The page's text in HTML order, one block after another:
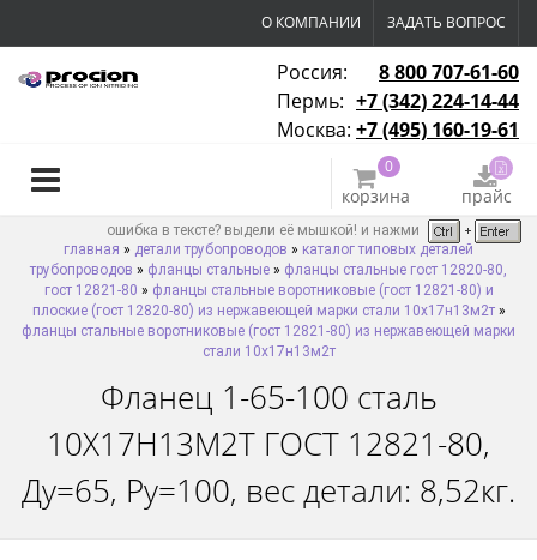
О КОМПАНИИ ЗАДАТЬ ВОПРОС
Россия:
8 800 707-61-60
Пермь: +7 (342) 224-14-44
Москва: +7 (495) 160-19-61
0
корзина прайс
ошибка в тексте? выдели её мышкой! и нажми
главная » детали трубопроводов » каталог типовых деталей
трубопроводов » фланцы стальные » фланцы стальные гост 12820-80,
гост 12821-80 » фланцы стальные воротниковые (гост 12821-80) и
плоские (гост 12820-80) из нержавеющей марки стали 10х17н13м2т»
фланцы стальные воротниковые (гост 12821-80) из нержавеющей марки
стали 10х17н13м2т
Фланец 1-65-100 сталь
10Х17Н13М2Т ГОСТ 12821-80,
Ду=65, Ру=100, вес детали: 8,52кг.